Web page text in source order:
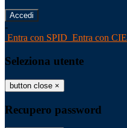
-
Entra con SPID Entra con CIE
Seleziona utente
button close ×
Recupero password